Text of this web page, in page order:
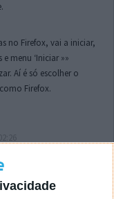
no Firefox, vai a iniciar,
menu ‘Iniciar »»
Aí é só escolher o
Firefox.
nada k me permita por
Ja percorri o painel